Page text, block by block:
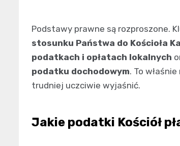
Podstawy prawne są rozproszone.
stosunku Państwa do Kościoła
podatkach i opłatach lokalnych
podatku dochodowym. To
trudniej uczciwie wyjaśnić.
Jakie podatki Kościół